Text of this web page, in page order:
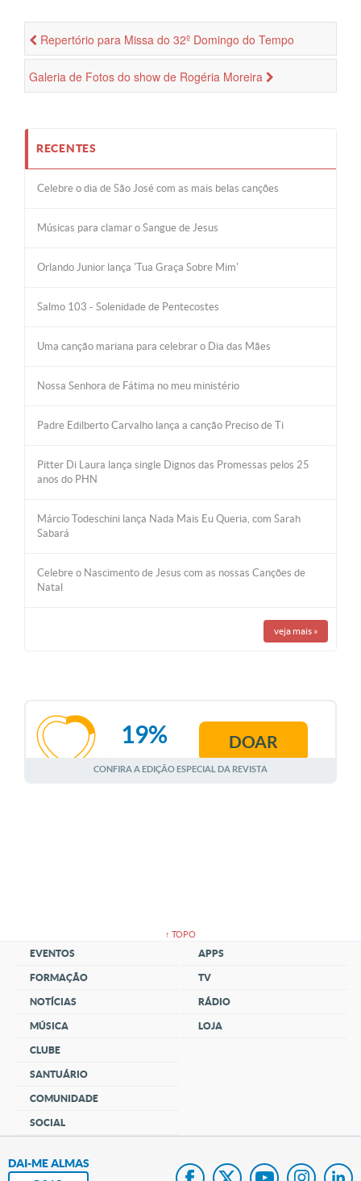
Repertório para Missa do 32º Domingo do Tempo
Comum
Galeria de Fotos do show de Rogéria Moreira
RECENTES
Celebre o dia de São José com as mais belas canções
Músicas para clamar o Sangue de Jesus
Orlando Junior lança 'Tua Graça Sobre Mim'
Salmo 103 - Solenidade de Pentecostes
Uma canção mariana para celebrar o Dia das Mães
Nossa Senhora de Fátima no meu ministério
Padre Edilberto Carvalho lança a canção Preciso de Ti
Pitter Di Laura lança single Dignos das Promessas pelos 25
anos do PHN
Márcio Todeschini lança Nada Mais Eu Queria, com Sarah
Sabará
Celebre o Nascimento de Jesus com as nossas Canções de
Natal
veja mais »
AGOSTO
19% DOAR
CONFIRA A EDIÇÃO ESPECIAL DA REVISTA
↑ TOPO
EVENTOS
FORMAÇÃO
NOTÍCIAS
MÚSICA
CLUBE
SANTUÁRIO
COMUNIDADE
SOCIAL
APPS
TV
RÁDIO
LOJA
DAI-ME ALMAS